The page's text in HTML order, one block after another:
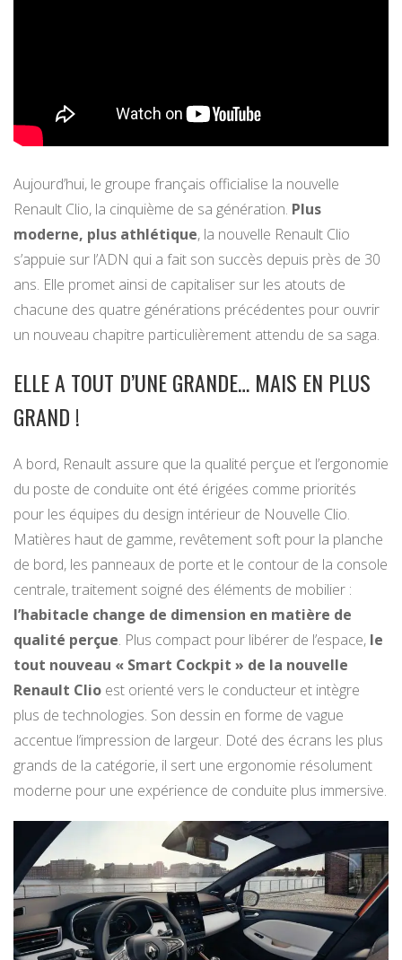
Aujourd’hui, le groupe français officialise la nouvelle
Renault Clio, la cinquième de sa génération. Plus
moderne, plus athlétique, la nouvelle Renault Clio
s’appuie sur l’ADN qui a fait son succès depuis près de 30
ans. Elle promet ainsi de capitaliser sur les atouts de
chacune des quatre générations précédentes pour ouvrir
un nouveau chapitre particulièrement attendu de sa saga.
ELLE A TOUT D’UNE GRANDE… MAIS EN PLUS
GRAND !
A bord, Renault assure que la qualité perçue et l’ergonomie
du poste de conduite ont été érigées comme priorités
pour les équipes du design intérieur de Nouvelle Clio.
Matières haut de gamme, revêtement soft pour la planche
de bord, les panneaux de porte et le contour de la console
centrale, traitement soigné des éléments de mobilier :
l’habitacle change de dimension en matière de
qualité perçue. Plus compact pour libérer de l’espace, le
tout nouveau « Smart Cockpit » de la nouvelle
Renault Clio est orienté vers le conducteur et intègre
plus de technologies. Son dessin en forme de vague
accentue l’impression de largeur. Doté des écrans les plus
grands de la catégorie, il sert une ergonomie résolument
moderne pour une expérience de conduite plus immersive.